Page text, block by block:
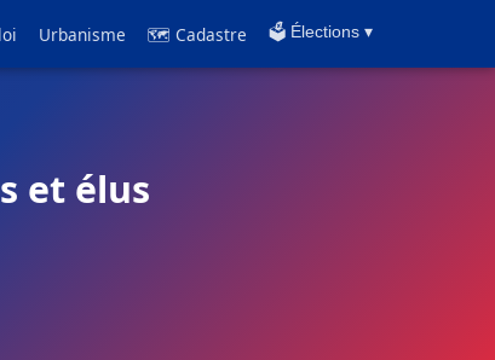
Urbanisme 🗺 Cadastre 🗳️ Élections ▾
et élus